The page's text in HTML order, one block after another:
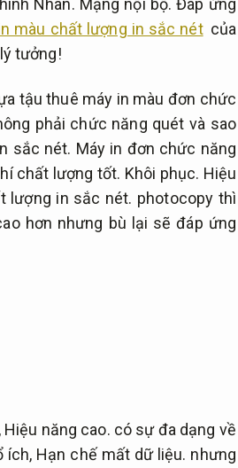
Nhân. Mạng nội bộ. Đáp ứng
màu chất lượng in sắc nét của
tưởng!
tậu thuê máy in màu đơn chức
phải chức năng quét và sao
sắc nét. Máy in đơn chức năng
chất lượng tốt. Khôi phục. Hiệu
lượng in sắc nét. photocopy thì
hơn nhưng bù lại sẽ đáp ứng
Hiệu năng cao. có sự đa dạng về
ích, Hạn chế mất dữ liệu. nhưng